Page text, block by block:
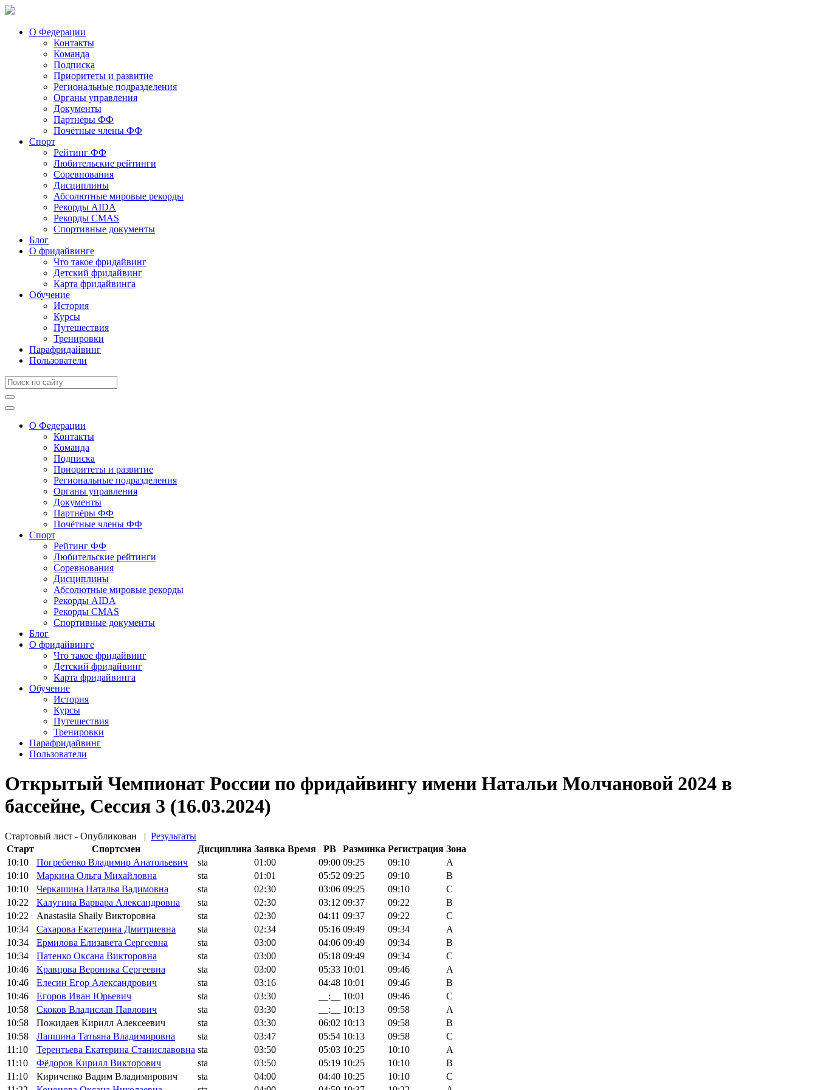
О Федерации
Контакты
Команда
Подписка
Приоритеты и развитие
Региональные подразделения
Органы управления
Документы
Партнёры ФФ
Почётные члены ФФ
Спорт
Рейтинг ФФ
Любительские рейтинги
Соревнования
Дисциплины
Абсолютные мировые рекорды
Рекорды AIDA
Рекорды CMAS
Спортивные документы
Блог
О фридайвинге
Что такое фридайвинг
Детский фридайвинг
Карта фридайвинга
Обучение
История
Курсы
Путешествия
Тренировки
Парафридайвинг
Пользователи
О Федерации
Контакты
Команда
Подписка
Приоритеты и развитие
Региональные подразделения
Органы управления
Документы
Партнёры ФФ
Почётные члены ФФ
Спорт
Рейтинг ФФ
Любительские рейтинги
Соревнования
Дисциплины
Абсолютные мировые рекорды
Рекорды AIDA
Рекорды CMAS
Спортивные документы
Блог
О фридайвинге
Что такое фридайвинг
Детский фридайвинг
Карта фридайвинга
Обучение
История
Курсы
Путешествия
Тренировки
Парафридайвинг
Пользователи
Открытый Чемпионат России по фридайвингу имени Натальи Молчановой 2024 в
бассейне, Сессия 3 (16.03.2024)
Стартовый лист - Опубликован | Результаты
Старт
Спортсмен Дисциплина Заявка Время PB Разминка Регистрация Зона
10:10
Погребенко Владимир Анатольевич sta 01:00 09:00 09:25 09:10
A
10:10
Маркина Ольга Михайловна sta 01:01 05:52 09:25 09:10
B
10:10
Черкашина Наталья Вадимовна sta 02:30 03:06 09:25 09:10
C
10:22
Калугина Варвара Александровна sta 02:30 03:12 09:37 09:22
B
10:22
Anastasiia Shaily Викторовна sta 02:30 04:11 09:37 09:22
C
10:34
Сахарова Екатерина Дмитриевна sta 02:34 05:16 09:49 09:34
A
10:34
Ермилова Елизавета Сергеевна sta 03:00 04:06 09:49 09:34
B
10:34
Патенко Оксана Викторовна sta 03:00 05:18 09:49 09:34
C
10:46
Кравцова Вероника Сергеевна sta 03:00 05:33 10:01 09:46
A
10:46
Елесин Егор Александрович sta 03:16 04:48 10:01 09:46
B
10:46
Егоров Иван Юрьевич sta 03:30 __:__ 10:01 09:46
C
10:58
Скоков Владислав Павлович sta 03:30 __:__ 10:13 09:58
A
10:58
Пожидаев Кирилл Алексеевич sta 03:30 06:02 10:13 09:58
B
10:58
Лапшина Татьяна Владимировна sta 03:47 05:54 10:13 09:58
C
11:10
Терентьева Екатерина Станиславовна sta 03:50 05:03 10:25 10:10
A
11:10
Фёдоров Кирилл Викторович sta 03:50 05:19 10:25 10:10
B
11:10
Кириченко Вадим Владимирович sta 04:00 04:40 10:25 10:10
C